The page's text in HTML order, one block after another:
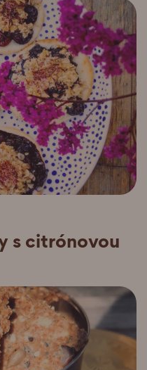
s citrónovou